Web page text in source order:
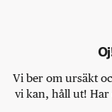
Vi ber om ursäkt
vi kan, håll ut!